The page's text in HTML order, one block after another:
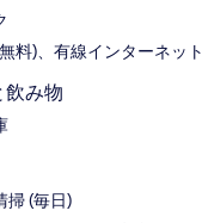
料)、有線インターネット
飲み物
掃 (毎日)